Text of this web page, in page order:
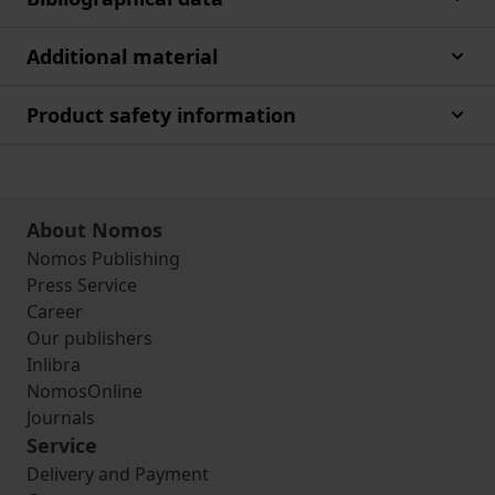
Additional material
Product safety information
About Nomos
Nomos Publishing
Press Service
Career
Our publishers
Inlibra
NomosOnline
Journals
Service
Delivery and Payment